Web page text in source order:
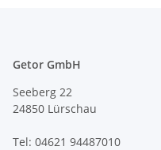
Getor GmbH
Seeberg 22
24850 Lürschau
Tel: 04621 94487010